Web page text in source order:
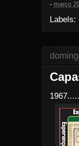
b
o
o
k
- março
Labels: